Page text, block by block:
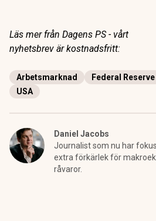
Läs mer från Dagens PS - vårt
nyhetsbrev är kostnadsfritt:
Arbetsmarknad Federal Reserve
USA
Daniel Jacobs
Journalist som nu har
extra förkärlek för
råvaror.